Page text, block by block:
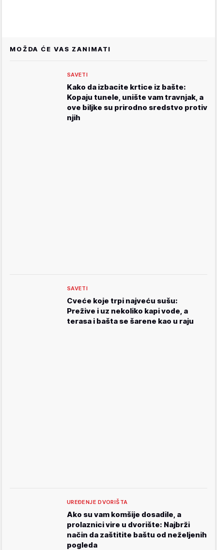
MOŽDA ĆE VAS ZANIMATI
SAVETI
Kako da izbacite krtice iz bašte:
Kopaju tunele, unište vam travnjak, a
ove biljke su prirodno sredstvo protiv
njih
SAVETI
Cveće koje trpi najveću sušu:
Prežive i uz nekoliko kapi vode, a
terasa i bašta se šarene kao u raju
UREĐENJE DVORIŠTA
Ako su vam komšije dosadile, a
prolaznici vire u dvorište: Najbrži
način da zaštitite baštu od neželjenih
pogleda